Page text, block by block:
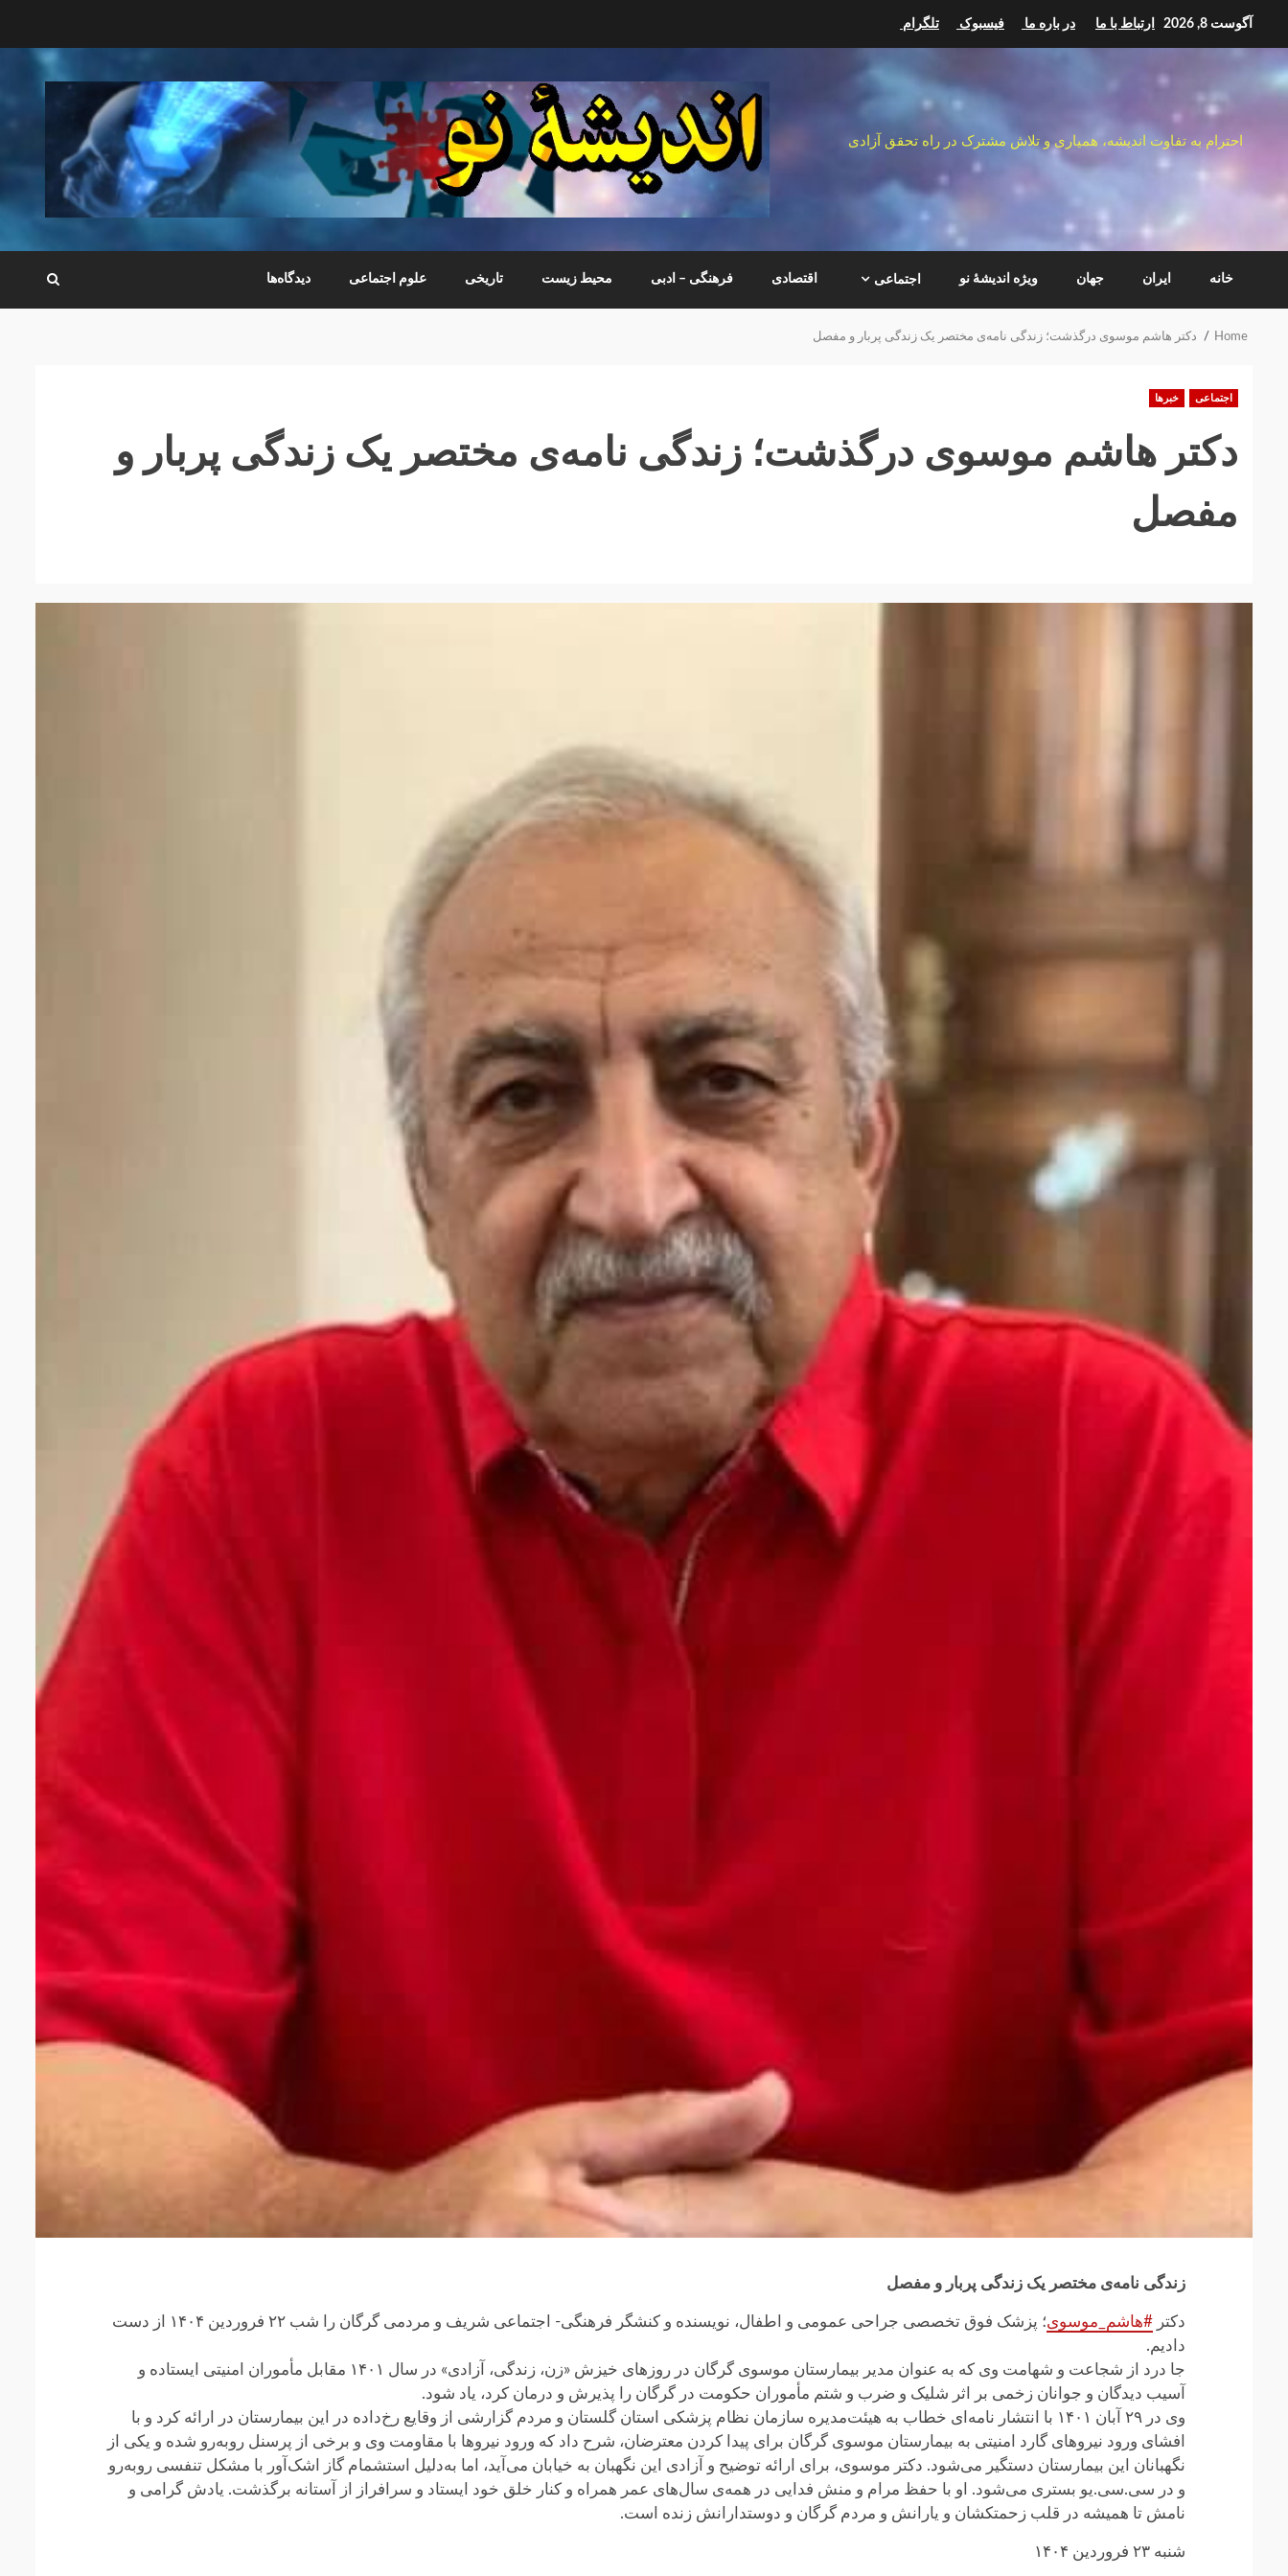
content
آگوست 8, 2026 ارتباط با ما در باره ما فیسبوک تلگرام
احترام به تفاوت اندیشه، همیاری و تلاش مشترک در راه تحقق آزادی
خانه ایران جهان ویژه اندیشهٔ نو اجتماعی اقتصادی فرهنگی – ادبی محیط زیست تاریخی علوم اجتماعی دیدگاه‌ها
Home دکتر هاشم موسوی درگذشت؛ زندگی نامه‌ی مختصر یک زندگی پربار و مفصل
اجتماعی خبرها
دکتر هاشم موسوی درگذشت؛ زندگی نامه‌ی مختصر یک زندگی پربار و
مفصل
زندگی نامه‌ی مختصر یک زندگی پربار و مفصل
دکتر #هاشم_موسوی
؛ پزشک فوق تخصصی جراحی عمومی و اطفال، نویسنده و کنشگر فرهنگی- اجتماعی شریف و مردمی گرگان را شب ۲۲ فروردین ۱۴۰۴ از دست
دادیم.
جا درد از شجاعت و شهامت وی که به عنوان مدیر بیمارستان موسوی گرگان در روزهای خیزش «زن، زندگی، آزادی» در سال ۱۴۰۱ مقابل مأموران امنیتی ایستاده و
آسیب دیدگان و جوانان زخمی بر اثر شلیک و ضرب و شتم مأموران حکومت در گرگان را پذیرش و درمان کرد، یاد شود.
وی در ۲۹ آبان ۱۴۰۱ با انتشار نامه‌ای خطاب به هیئت‌مدیره سازمان نظام پزشکی استان گلستان و مردم گزارشی از وقایع رخ‌داده در این بیمارستان در ارائه کرد و با
افشای ورود نیروهای گارد امنیتی به بیمارستان موسوی گرگان برای پیدا کردن معترضان، شرح داد که ورود نیروها با مقاومت وی و برخی از پرسنل روبه‌رو شده و یکی از
نگهبانان این بیمارستان دستگیر می‌شود. دکتر موسوی، برای ارائه توضیح و آزادی این نگهبان به خیابان می‌آید، اما به‌دلیل استشمام گاز اشک‌آور با مشکل تنفسی روبه‌رو
و در سی.سی.یو بستری می‌شود. او با حفظ مرام و منش فدایی در همه‌ی سال‌های عمر همراه و کنار خلق خود ایستاد و سرافراز از آستانه برگذشت. یادش گرامی و
نامش تا همیشه در قلب زحمتکشان و یارانش و مردم گرگان و دوستدارانش زنده است.
شنبه ۲۳ فروردین ۱۴۰۴